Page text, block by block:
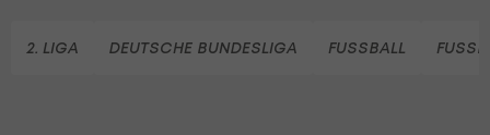
2. LIGA DEUTSCHE BUNDESLIGA FUSSBALL